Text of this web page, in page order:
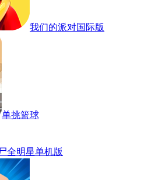
我们的派对国际版
单挑篮球
全明星单机版